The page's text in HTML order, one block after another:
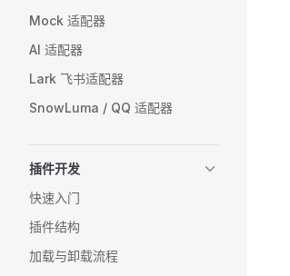
Mock 适配器
AI 适配器
Lark 飞书适配器
SnowLuma / QQ 适配器
插件开发
快速入门
插件结构
加载与卸载流程